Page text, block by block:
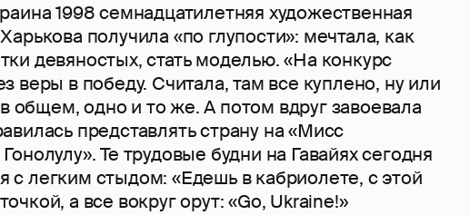
1998 семнадцатилетняя художественная
получила «по глупости»: мечтала, как
девяностых, стать моделью. «На конкурс
веры в победу. Считала, там все куплено, ну или
в общем, одно и то же. А потом вдруг завоевала
представлять страну на «Мисс
Те трудовые будни на Гавайях сегодня
с легким стыдом: «Едешь в кабриолете, с этой
а все вокруг орут: «Go, Ukraine!»